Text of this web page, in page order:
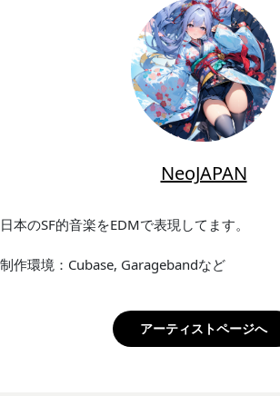
NeoJAPAN
日本のSF的音楽をEDMで表現してます。
制作環境：Cubase, Garagebandなど
アーティストページへ